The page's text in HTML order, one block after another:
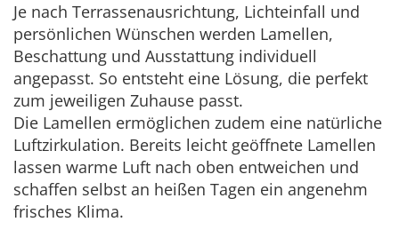
Je nach Terrassenausrichtung, Lichteinfall und
persönlichen Wünschen werden Lamellen,
Beschattung und Ausstattung individuell
angepasst. So entsteht eine Lösung, die perfekt
zum jeweiligen Zuhause passt.
Die Lamellen ermöglichen zudem eine natürliche
Luftzirkulation. Bereits leicht geöffnete Lamellen
lassen warme Luft nach oben entweichen und
schaffen selbst an heißen Tagen ein angenehm
frisches Klima.